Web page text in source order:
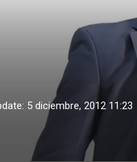
5 diciembre, 2012 11:23